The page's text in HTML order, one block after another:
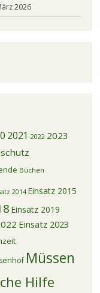
2026
2021 2022 2023
Büchen
2014 Einsatz 2015
Einsatz 2019
Einsatz 2023
Müssen
Hilfe